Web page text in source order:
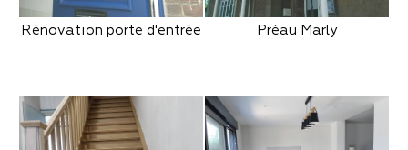
Rénovation porte d'entrée Préau Marly